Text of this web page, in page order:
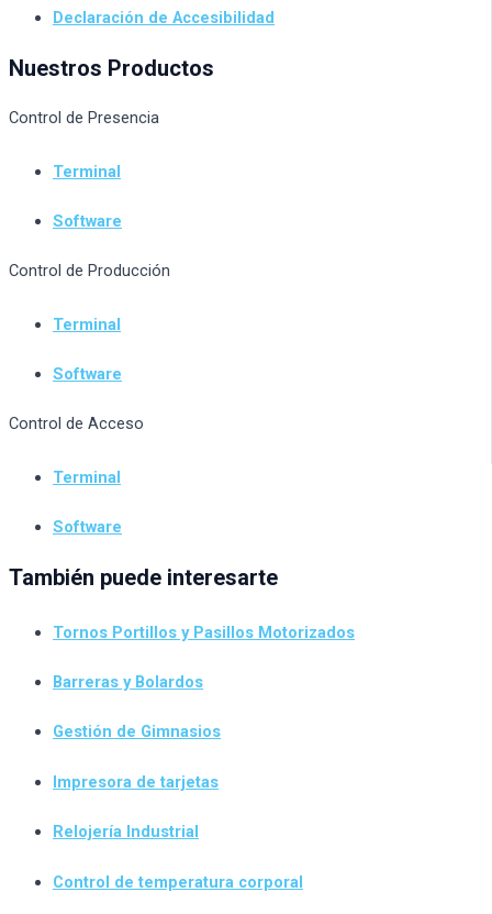
Declaración de Accesibilidad
Nuestros Productos
Control de Presencia
Terminal
Software
Control de Producción
Terminal
Software
Control de Acceso
Terminal
Software
También puede interesarte
Tornos Portillos y Pasillos Motorizados
Barreras y Bolardos
Gestión de Gimnasios
Impresora de tarjetas
Relojería Industrial
Control de temperatura corporal